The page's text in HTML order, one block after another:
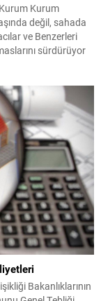
Kurum
değil, sahada
ve Benzerleri
sürdürüyor
bir yapıya
Bakanlıklarının